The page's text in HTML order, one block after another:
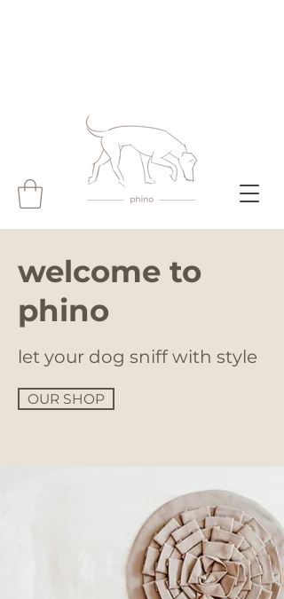
welcome to
phino
let your dog sniff with style
OUR SHOP